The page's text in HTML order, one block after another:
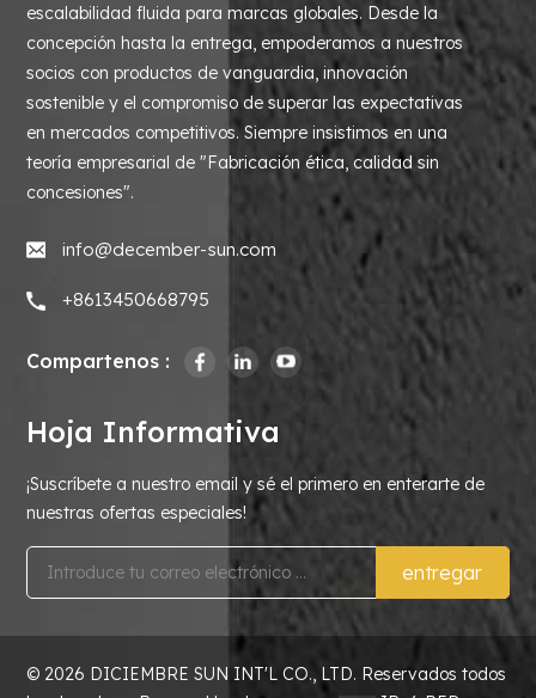
escalabilidad fluida para marcas globales. Desde la
concepción hasta la entrega, empoderamos a nuestros
socios con productos de vanguardia, innovación
sostenible y el compromiso de superar las expectativas
en mercados competitivos. Siempre insistimos en una
teoría empresarial de "Fabricación ética, calidad sin
concesiones".
info@december-sun.com
+8613450668795
Compartenos :
Hoja Informativa
¡Suscríbete a nuestro email y sé el primero en enterarte de
nuestras ofertas especiales!
entregar
© 2026 DICIEMBRE SUN INT'L CO., LTD. Reservados todos